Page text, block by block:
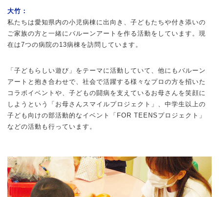
大竹：
私たちは愛知県内の小児病棟に出向き、子どもたちや付き添いの
ご家族の方と一緒にバルーンアートを作る活動をしています。現
在は7つの病院の13病棟を訪問しています。
「子どもらしい遊び」をテーマに活動していて、他にもバルーン
アートと抱き合わせで、社会で活躍する様々なプロの方を招いた
コラボイベントや、子どもの闘病を支えているお母さんを笑顔に
しようという「お母さんスマイルプロジェクト」、中学生以上の
子ども向けの部活動的なイベント「FOR TEENSプロジェクト」
などの活動も行っています。